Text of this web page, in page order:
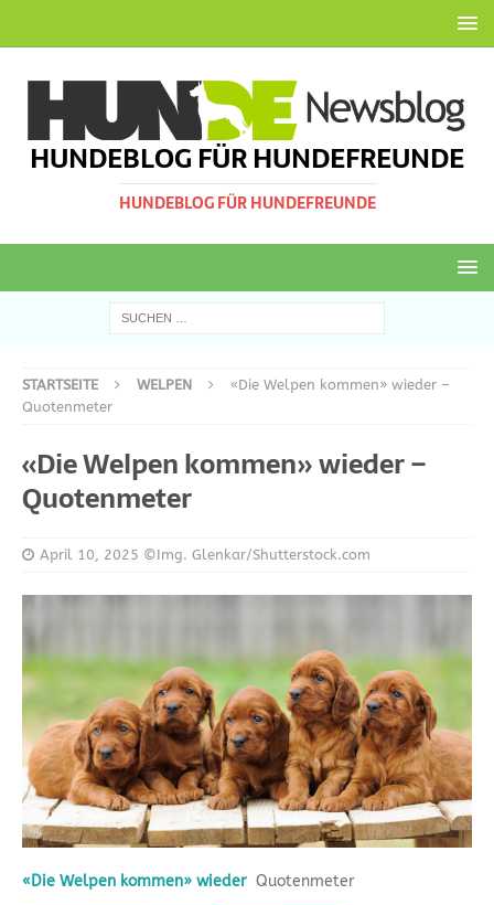
HUNDEBLOG FÜR HUNDEFREUNDE
HUNDEBLOG FÜR HUNDEFREUNDE
STARTSEITE WELPEN
«Die Welpen kommen» wieder –
Quotenmeter
«Die Welpen kommen» wieder –
Quotenmeter
April 10, 2025 ©Img. Glenkar/Shutterstock.com
«Die Welpen kommen» wieder Quotenmeter